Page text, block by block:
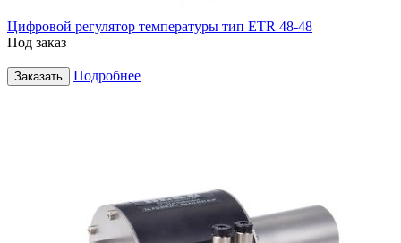
Цифровой регулятор температуры тип ETR 48-48
Под заказ
Заказать Подробнее